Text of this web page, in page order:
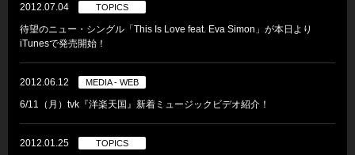
2012.07.04 TOPICS
待望のニュー・シングル「This Is Love feat. Eva Simon」が本日より
iTunesで発売開始！
2012.06.12 MEDIA - WEB
6/11（月）tvk『洋楽天国』新着ミュージックビデオ紹介！
2012.01.25 TOPICS